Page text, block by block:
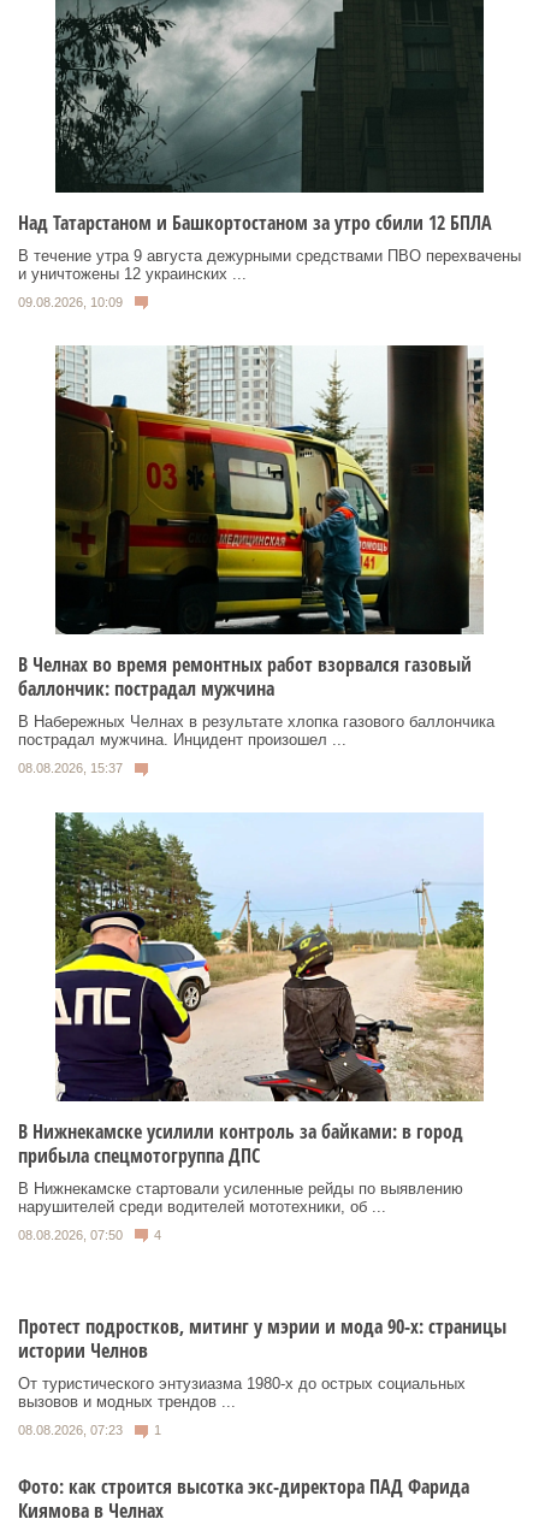
Над Татарстаном и Башкортостаном за утро сбили 12 БПЛА
В течение утра 9 августа дежурными средствами ПВО перехвачены
и уничтожены 12 украинских ...
09.08.2026, 10:09
В Челнах во время ремонтных работ взорвался газовый
баллончик: пострадал мужчина
В Набережных Челнах в результате хлопка газового баллончика
пострадал мужчина. Инцидент произошел ...
08.08.2026, 15:37
В Нижнекамске усилили контроль за байками: в город
прибыла спецмотогруппа ДПС
В Нижнекамске стартовали усиленные рейды по выявлению
нарушителей среди водителей мототехники, об ...
08.08.2026, 07:50 4
Протест подростков, митинг у мэрии и мода 90-х: страницы
истории Челнов
От туристического энтузиазма 1980‑х до острых социальных
вызовов и модных трендов ...
08.08.2026, 07:23 1
Фото: как строится высотка экс-директора ПАД Фарида
Киямова в Челнах